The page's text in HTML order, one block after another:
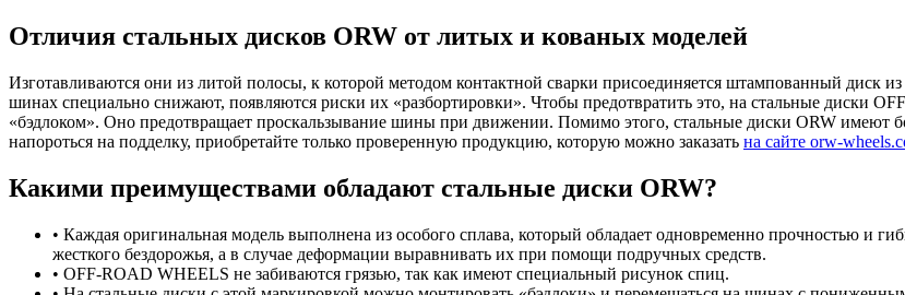
Отличия стальных дисков ORW от литых и кованых моделей
Изготавливаются они из литой полосы, к которой методом контактной сварки присоединяется штампованный диск
шинах специально снижают, появляются риски их «разбортировки». Чтобы предотвратить это, на стальные диски
«бэдлоком». Оно предотвращает проскальзывание шины при движении. Помимо этого, стальные диски ORW
напороться на подделку, приобретайте только проверенную продукцию, которую можно заказать на сайте orw-
Какими преимуществами обладают стальные диски ORW?
• Каждая оригинальная модель выполнена из особого сплава, который обладает одновременно прочностью и
жесткого бездорожья, а в случае деформации выравнивать их при помощи подручных средств.
• OFF-ROAD WHEELS не забиваются грязью, так как имеют специальный рисунок спиц.